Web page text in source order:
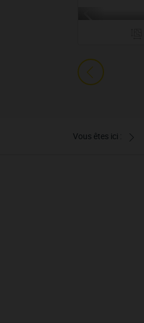
Vous êtes ici :